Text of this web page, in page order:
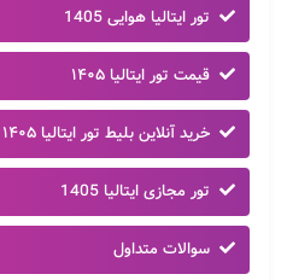
تور ایتالیا هوایی 1405
قیمت تور ایتالیا ۱۴۰۵
خرید آنلاین بلیط تور ایتالیا ۱۴۰۵
تور مجازی ایتالیا 1405
سوالات متداول